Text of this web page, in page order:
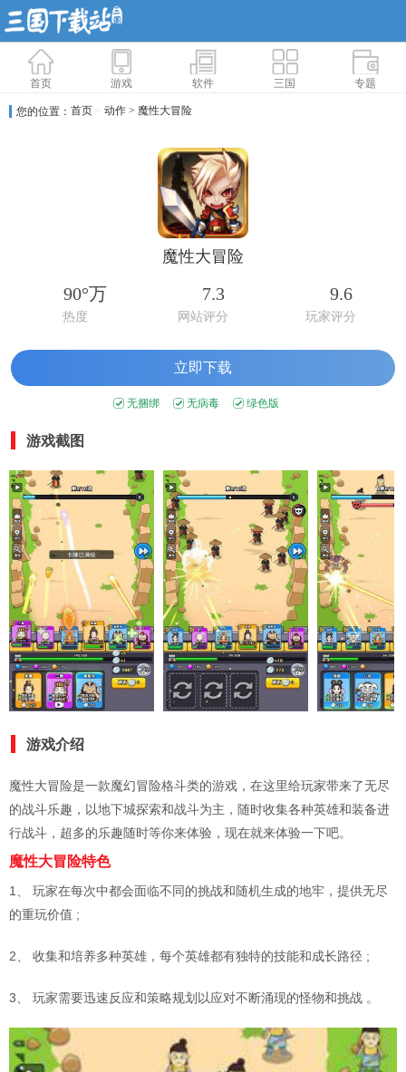
首页 游戏 软件 三国 专题
您的位置： 首页 > 动作 > 魔性大冒险
魔性大冒险
90°万
热度
7.3
网站评分
9.6
玩家评分
立即下载
无捆绑 无病毒 绿色版
游戏截图
游戏介绍
魔性大冒险是一款魔幻冒险格斗类的游戏，在这里给玩家带来了无尽
的战斗乐趣，以地下城探索和战斗为主，随时收集各种英雄和装备进
行战斗，超多的乐趣随时等你来体验，现在就来体验一下吧。
魔性大冒险特色
1、 玩家在每次中都会面临不同的挑战和随机生成的地牢，提供无尽
的重玩价值 ;
2、 收集和培养多种英雄，每个英雄都有独特的技能和成长路径 ;
3、 玩家需要迅速反应和策略规划以应对不断涌现的怪物和挑战 。